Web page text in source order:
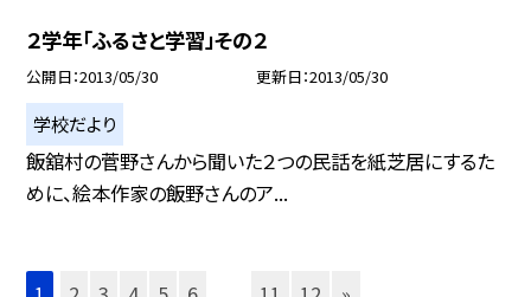
２学年「ふるさと学習」その２
公開日 2013/05/30 更新日 2013/05/30
学校だより
飯舘村の菅野さんから聞いた２つの民話を紙芝居にするた
めに、絵本作家の飯野さんのア...